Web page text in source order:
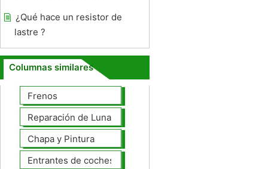
¿Qué hace un resistor de
lastre ?
Columnas similares
Frenos
Reparación de Lunas
Chapa y Pintura
Entrantes de coches